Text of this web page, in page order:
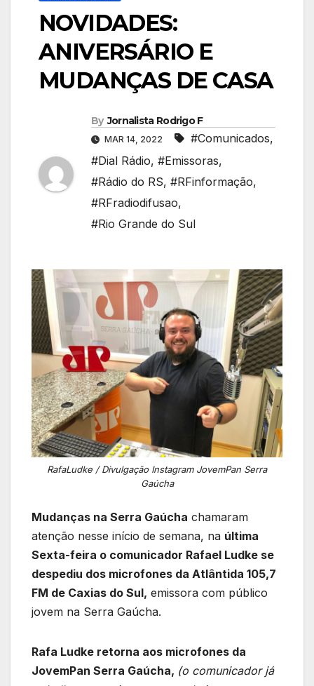
NOVIDADES:
ANIVERSÁRIO E
MUDANÇAS DE CASA
By Jornalista Rodrigo F
MAR 14, 2022 #Comunicados,
#Dial Rádio, #Emissoras,
#Rádio do RS, #RFinformação,
#RFradiodifusao,
#Rio Grande do Sul
RafaLudke / Divulgação Instagram JovemPan Serra
Gaúcha
Mudanças na Serra Gaúcha chamaram
atenção nesse início de semana, na última
Sexta-feira o comunicador Rafael Ludke se
despediu dos microfones da Atlântida 105,7
FM de Caxias do Sul, emissora com público
jovem na Serra Gaúcha.
Rafa Ludke retorna aos microfones da
JovemPan Serra Gaúcha, (o comunicador já